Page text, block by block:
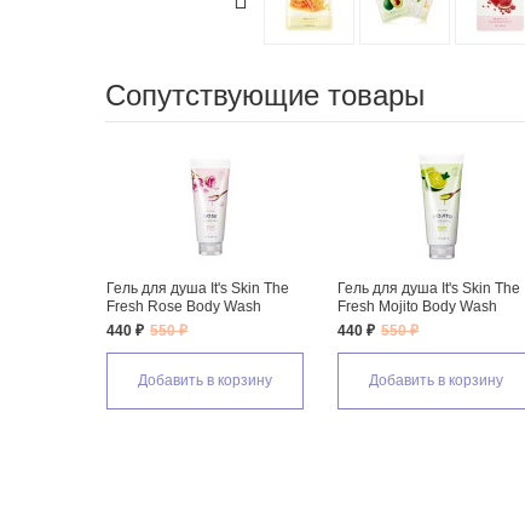
Сопутствующие товары
Гель для душа It's Skin The
Fresh Mojito Body Wash
440 ₽ 550 ₽
Добавить в корзину
Гель для душа It's Skin The
Fresh Honey Body Wash
440 ₽ 550 ₽
Добавить в корзину